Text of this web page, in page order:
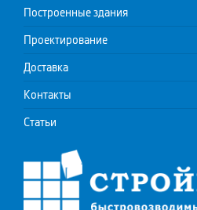
Построенные здания
Проектирование
Доставка
Контакты
Статьи